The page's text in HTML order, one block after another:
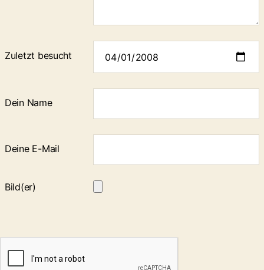
Zuletzt besucht
Dein Name
Deine E-Mail
Bild(er)